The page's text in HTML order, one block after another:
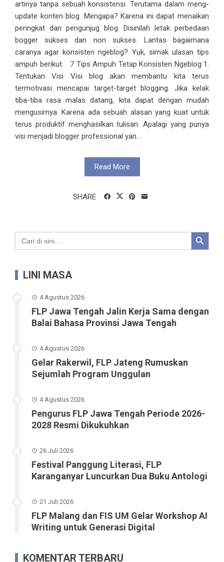
artinya tanpa sebuah konsistensi. Terutama dalam meng-
update konten blog. Mengapa? Karena ini dapat menaikan
peringkat dan pengunjug blog. Disinilah letak perbedaan
bogger sukses dan non sukses. Lantas bagaimana
caranya agar konsisten ngeblog? Yuk, simak ulasan tips
ampuh berikut. 7 Tips Ampuh Tetap Konsisten Ngeblog 1.
Tentukan Visi Visi blog akan membantu kita terus
termotivasi mencapai target-target blogging. Jika kelak
tiba-tiba rasa malas datang, kita dapat dengan mudah
mengusirnya. Karena ada sebuah alasan yang kuat untuk
terus produktif menghasilkan tulisan. Apalagi yang punya
visi menjadi blogger professional yan...
Read More
SHARE
Search
for:
Search Button
LINI MASA
4 Agustus 2026
FLP Jawa Tengah Jalin Kerja Sama dengan
Balai Bahasa Provinsi Jawa Tengah
4 Agustus 2026
Gelar Rakerwil, FLP Jateng Rumuskan
Sejumlah Program Unggulan
4 Agustus 2026
Pengurus FLP Jawa Tengah Periode 2026-
2028 Resmi Dikukuhkan
26 Juli 2026
Festival Panggung Literasi, FLP
Karanganyar Luncurkan Dua Buku Antologi
21 Juli 2026
FLP Malang dan FIS UM Gelar Workshop AI
Writing untuk Generasi Digital
KOMENTAR TERBARU